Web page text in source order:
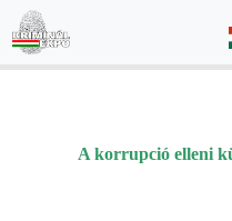
A korrupció elleni